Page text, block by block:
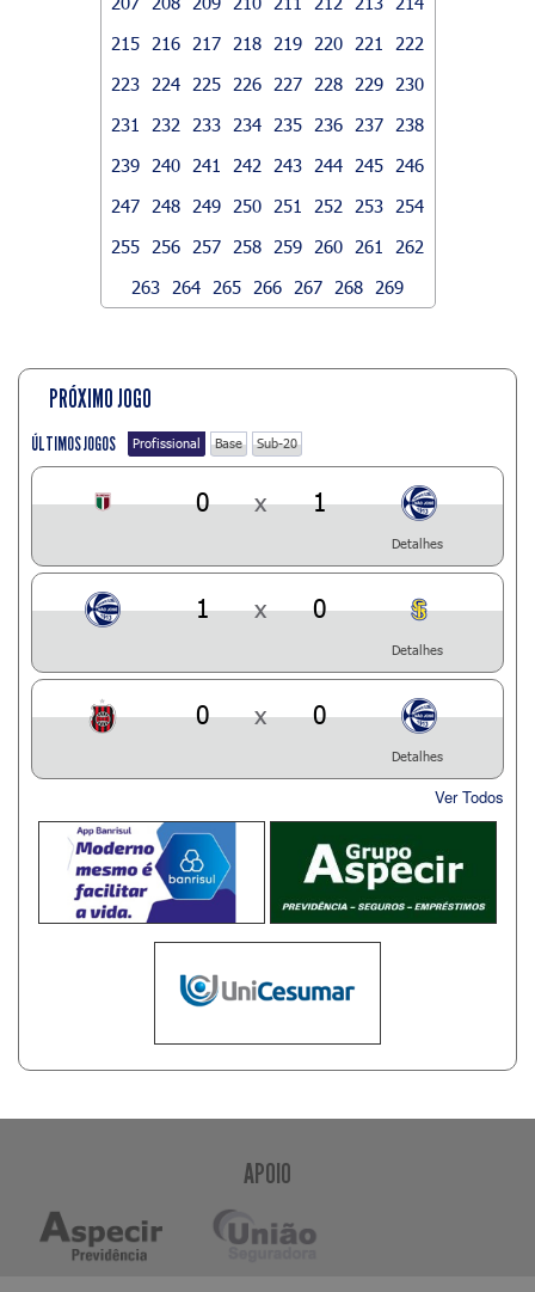
215
216 217 218 219 220 221
222
223
224 225 226 227 228 229
230
231
232 233 234 235 236 237
238
239
240 241 242 243 244 245
246
247
248 249 250 251 252 253
254
255
256 257 258 259 260 261
262
263
264 265 266 267 268 269
PRÓXIMO JOGO
ÚLTIMOS JOGOS Profissional Base Sub-20
0 x 1
Detalhes
1 x 0
Detalhes
0 x 0
Detalhes
Ver Todos
APOIO